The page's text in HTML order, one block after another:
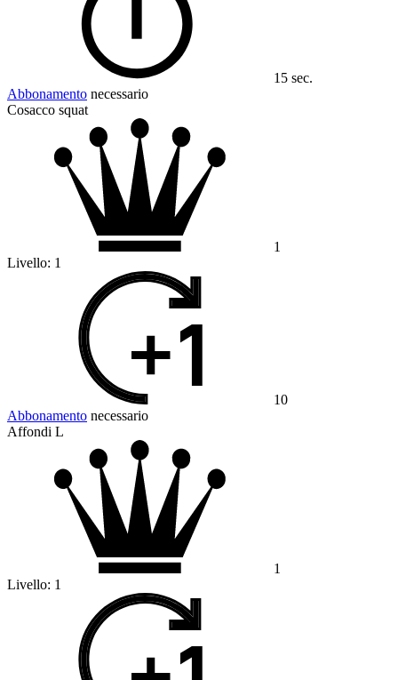
15 sec.
Abbonamento necessario
Cosacco squat
1
Livello: 1
10
Abbonamento necessario
Affondi L
1
Livello: 1